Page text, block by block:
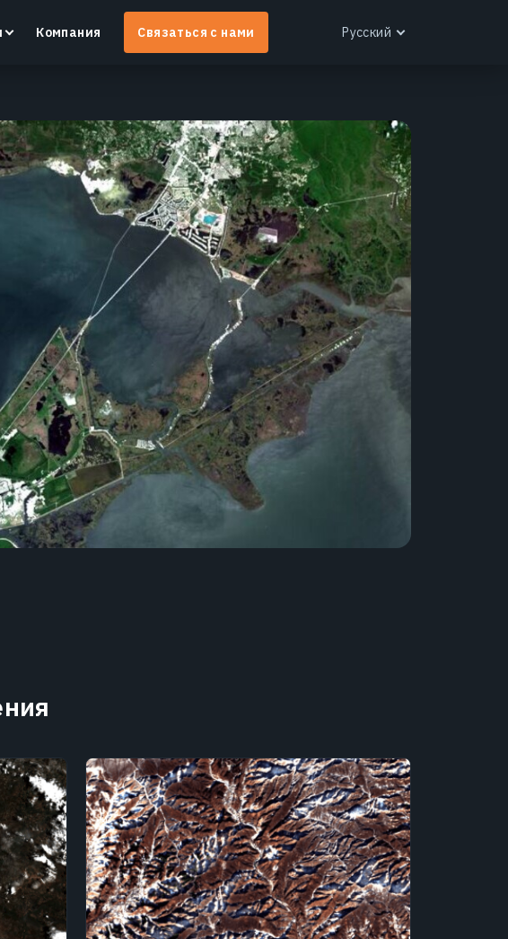
EOS RayVision
Индивидуальные аналитические отчеты с
детальной визуализацией для любой отрасли.
Узнать больше
Компания Связаться с нами Русский
Português
Français
Українська
Русский